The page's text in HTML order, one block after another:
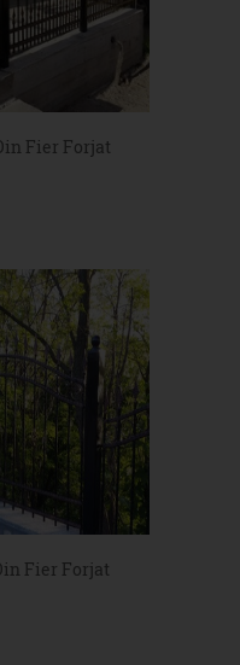
Fier Forjat
Fier Forjat